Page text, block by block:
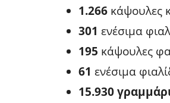
1.266 κάψουλες
301 ενέσιμα
195 κάψουλες
61 ενέσιμα
15.930